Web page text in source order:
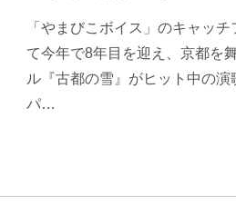
「やまびこボイス」のキャッ
て今年で8年目を迎え、京都を
ル『古都の雪』がヒット中の
パ…